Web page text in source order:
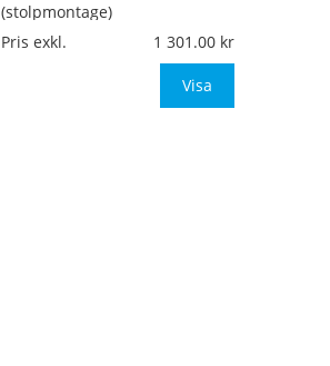
…
(stolpmontage)
ca 60/44mm (vid 1
Pris exkl. 1 301.00
Visa